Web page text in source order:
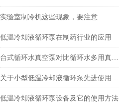
实验室制冷机这些现象，要注意
低温冷却液循环泵在制药行业的应用
低温冷却液循环泵设备及它的使用方法